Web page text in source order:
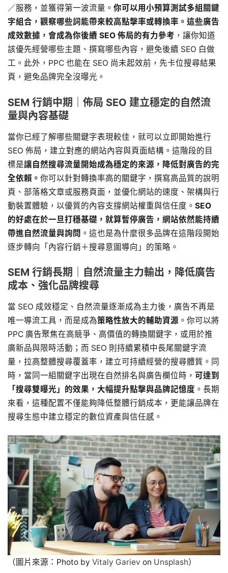
／服務，並獲得第一波流量。 你可以用小預算測試多組關鍵
字組合，觀察哪些詞能帶來較高點擊率或轉換率。這些廣告
成效數據，會成為你後續 SEO 佈局的有力參考 ，讓你知道
該優先經營哪些主題、撰寫哪些內容，避免後續 SEO 白做
工。此外，PPC 也能在 SEO 尚未起效前，先卡位搜尋結果
頁，避免品牌完全沒曝光。
SEM 行銷中期｜佈局 SEO 建立穩定的自然流
量與內容基礎
當你已經了解哪些關鍵字表現較佳，就可以立即開始進行
SEO 佈局，建立對應的網站內容與頁面結構。這階段的目
標是讓自然搜尋流量開始成為穩定的來源，降低對廣告的完
全依賴。 你可以針對轉換率高的關鍵字，撰寫高品質的說明
頁、部落格文章或服務頁面，並優化網站的速度、架構與行
動裝置體驗，以優質的內容支撐網站權重與信任度。 SEO
的好處在於一旦打穩基礎，就算暫停廣告，網站依然能持續
帶進自然流量與詢問 。這也是為什麼很多品牌在這階段開始
逐步轉向「內容行銷＋搜尋意圖導向」的策略。
SEM 行銷長期｜自然流量主力輸出，降低廣告
成本、強化品牌搜尋
當 SEO 成效穩定、自然流量逐漸成為主力後，廣告不再是
唯一導流工具，而是成為策略性放大的輔助資源 。你可以將
PPC 廣告聚焦在高競爭、高價值的轉換關鍵字，或用於推
廣新品與限時活動；而 SEO 則持續累積中長尾關鍵字流
量，拉高整體搜尋覆蓋率，建立可持續經營的搜尋體質。同
時，當同一組關鍵字出現在自然排名與廣告欄位時， 可達到
「搜尋雙曝光」的效果，大幅提升點擊與品牌記憶度 。長期
來看，這種配置不僅能夠降低整體行銷成本，更能讓品牌在
搜尋生態中建立穩定的數位資產與信任感。
（圖片來源：Photo by Vitaly Gariev on Unsplash）